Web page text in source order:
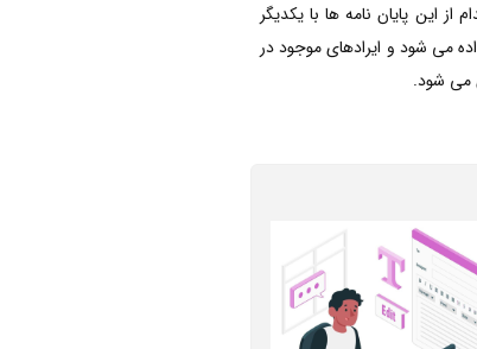
این پایان نامه ها با یکدیگر
می شود و ایرادهای موجود در
می شود.